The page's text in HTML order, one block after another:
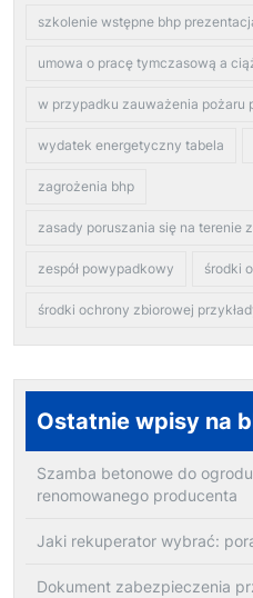
szkolenie wstępne bhp
umowa o pracę tymczasową a
w przypadku zauważenia pożaru
wydatek energetyczny tabela
zagrożenia bhp
zasady poruszania się na terenie
zespół powypadkowy środki
środki ochrony zbiorowej
Ostatnie wpisy na
Szamba betonowe do
renomowanego producenta
Jaki rekuperator wybrać:
Dokument zabezpieczenia